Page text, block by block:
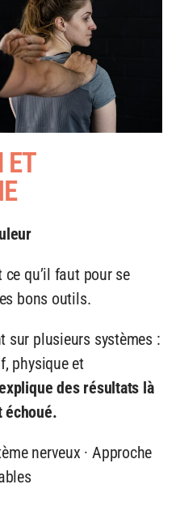
ET
qu’il faut pour se
bons outils.
sur plusieurs systèmes :
physique et
des résultats là
échoué.
nerveux · Approche